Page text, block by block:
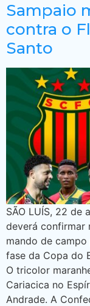
Sampaio
contra o
Santo
SÃO LUÍS, 22 de
deverá confirmar
mando de
fase da Copa do
O tricolor
Cariacica no
Andrade. A